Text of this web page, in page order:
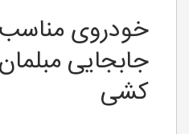
خودروی
جابجایی
کشی